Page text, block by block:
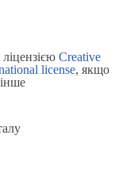
Creative
license, якщо